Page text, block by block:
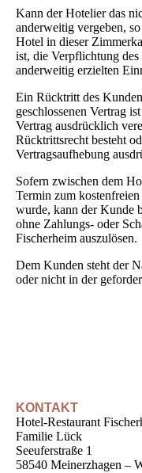
Kann der Hotelier das
anderweitig vergeben,
Hotel in dieser
ist, die Verpflichtung
anderweitig erzielten
Ein Rücktritt des
geschlossenen Vertrag
Vertrag ausdrücklich
Rücktrittsrecht besteht
Vertragsaufhebung
Sofern zwischen dem
Termin zum
wurde, kann der Kunde
ohne Zahlungs- oder
Fischerheim auszulösen.
Dem Kunden steht der
oder nicht in der
KONTAKT
Hotel-Restaurant
Familie Lück
Seeuferstraße 1
58540 Meinerzhagen –